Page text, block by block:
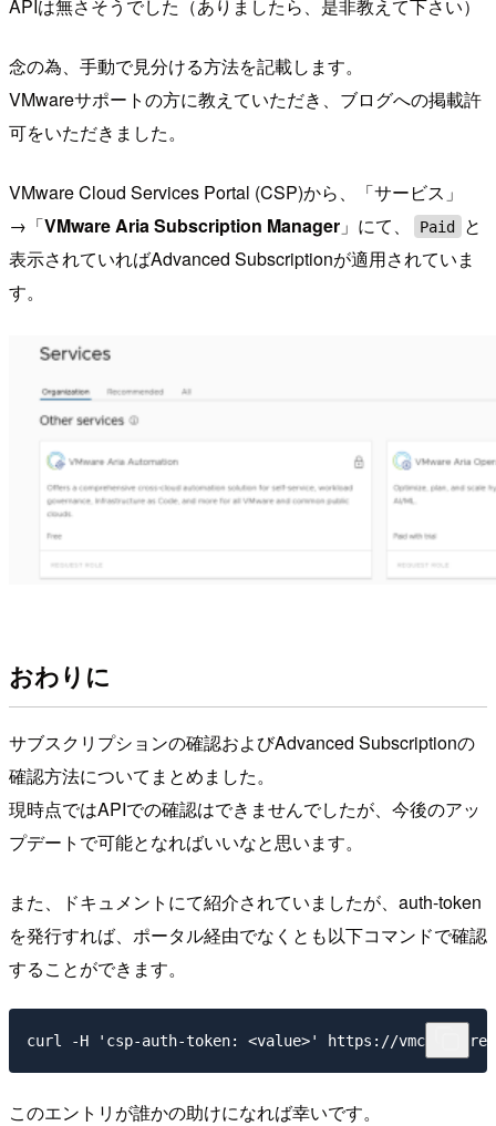
APIは無さそうでした（ありましたら、是非教えて下さい）
念の為、手動で見分ける方法を記載します。
VMwareサポートの方に教えていただき、ブログへの掲載許
可をいただきました。
VMware Cloud Services Portal (CSP)から、「サービス」
→「VMware Aria Subscription Manager 」にて、 Paid
と
表示されていればAdvanced Subscriptionが適用されていま
す。
おわりに
サブスクリプションの確認およびAdvanced Subscriptionの
確認方法についてまとめました。
現時点ではAPIでの確認はできませんでしたが、今後のアッ
プデートで可能となればいいなと思います。
また、ドキュメントにて紹介されていましたが、auth-token
を発行すれば、ポータル経由でなくとも以下コマンドで確認
することができます。
このエントリが誰かの助けになれば幸いです。